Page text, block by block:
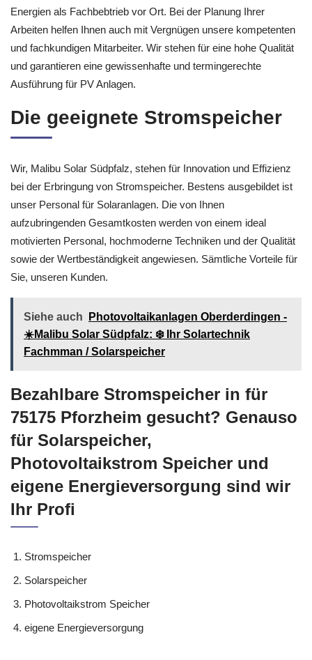
Energien als Fachbebtrieb vor Ort. Bei der Planung Ihrer
Arbeiten helfen Ihnen auch mit Vergnügen unsere kompetenten
und fachkundigen Mitarbeiter. Wir stehen für eine hohe Qualität
und garantieren eine gewissenhafte und termingerechte
Ausführung für PV Anlagen.
Die geeignete Stromspeicher
Wir, Malibu Solar Südpfalz, stehen für Innovation und Effizienz
bei der Erbringung von Stromspeicher. Bestens ausgebildet ist
unser Personal für Solaranlagen. Die von Ihnen
aufzubringenden Gesamtkosten werden von einem ideal
motivierten Personal, hochmoderne Techniken und der Qualität
sowie der Wertbeständigkeit angewiesen. Sämtliche Vorteile für
Sie, unseren Kunden.
Siehe auch
Photovoltaikanlagen Oberderdingen -
☀️Malibu Solar Südpfalz: ❄️ Ihr Solartechnik
Fachmman / Solarspeicher
Bezahlbare Stromspeicher in für
75175 Pforzheim gesucht? Genauso
für Solarspeicher,
Photovoltaikstrom Speicher und
eigene Energieversorgung sind wir
Ihr Profi
Stromspeicher
Solarspeicher
Photovoltaikstrom Speicher
eigene Energieversorgung